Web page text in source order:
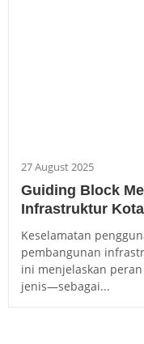
27 August 2025
Guiding Block
Infrastruktur Kota
Keselamatan
pembangunan
ini menjelaskan
jenis—sebagai...